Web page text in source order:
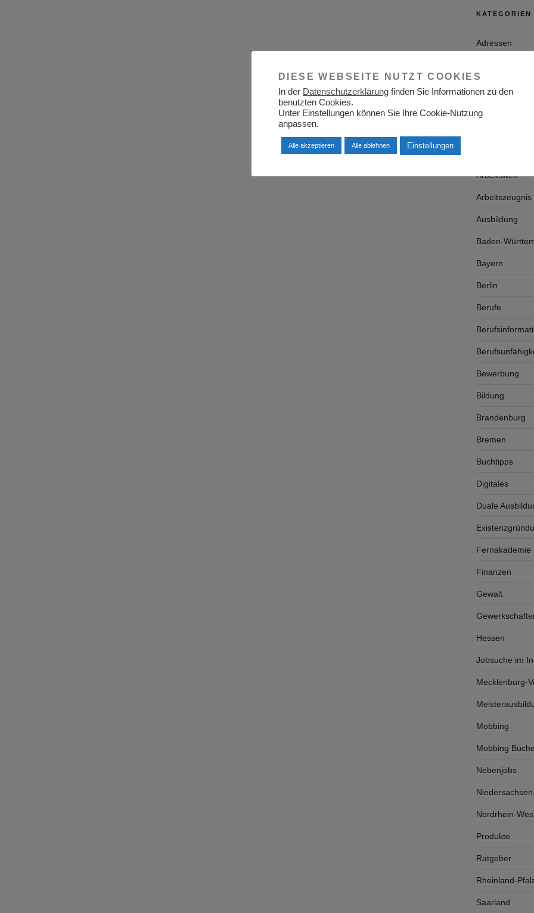
KATEGORIEN
Adressen
Allgemein
Arbeitswelt
Arbeitszeugnis
Ausbildung
Baden-
Bayern
Berlin
Berufe
Bewerbung
Bildung
Brandenburg
Bremen
Buchtipps
Digitales
Duale
Fernakademie
Finanzen
Gewalt
Hessen
Jobsuche im
Mecklenburg-
Mobbing
Mobbing
Nebenjobs
Niedersachsen
Nordrhein-
Produkte
Ratgeber
Rheinland-
Saarland
DIESE WEBSEITE NUTZT COOKIES
In der Datenschutzerklärung finden Sie Informationen zu den
benutzten Cookies.
Unter Einstellungen können Sie Ihre Cookie-Nutzung
anpassen.
Alle akzeptieren Alle ablehnen Einstellungen